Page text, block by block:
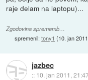
raje delam na laptopu)...
Zgodovina sprememb…
spremenil:tony1 (10. jan
jazbec
:: 10. jan 2011,